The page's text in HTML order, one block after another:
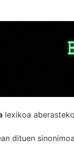
lexikoa
dituen